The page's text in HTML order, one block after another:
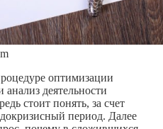
оптимизации
деятельности
стоит понять, за счет
период. Далее